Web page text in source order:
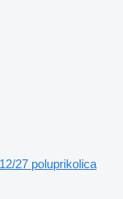
27 poluprikolica